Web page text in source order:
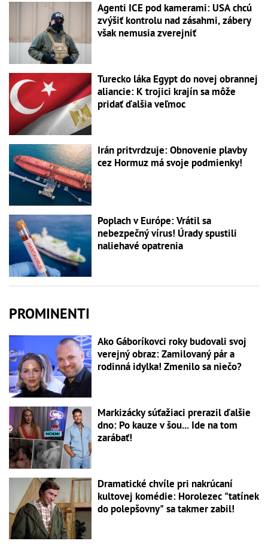
Agenti ICE pod kamerami: USA chcú
zvýšiť kontrolu nad zásahmi, zábery
však nemusia zverejniť
Turecko láka Egypt do novej obrannej
aliancie: K trojici krajín sa môže
pridať ďalšia veľmoc
Irán pritvrdzuje: Obnovenie plavby
cez Hormuz má svoje podmienky!
Poplach v Európe: Vrátil sa
nebezpečný vírus! Úrady spustili
naliehavé opatrenia
PROMINENTI
Ako Gáboríkovci roky budovali svoj
verejný obraz: Zamilovaný pár a
rodinná idylka! Zmenilo sa niečo?
Markizácky súťažiaci prerazil ďalšie
dno: Po kauze v šou... Ide na tom
zarábať!
Dramatické chvíle pri nakrúcaní
kultovej komédie: Horolezec "tatínek
do polepšovny" sa takmer zabil!